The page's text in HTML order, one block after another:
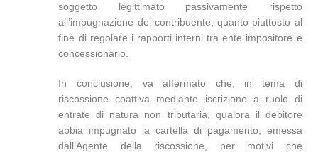
soggetto legittimato passivamente rispetto
all’impugnazione del contribuente, quanto piuttosto al
fine di regolare i rapporti interni tra ente impositore e
concessionario.
In conclusione, va affermato che, in tema di
riscossione coattiva mediante iscrizione a ruolo di
entrate di natura non tributaria, qualora il debitore
abbia impugnato la cartella di pagamento, emessa
dall’Agente della riscossione, per motivi che